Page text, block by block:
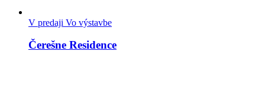
V predaji Vo výstavbe
Čerešne Residence